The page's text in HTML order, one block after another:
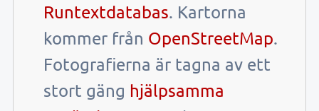
Runtextdatabas. Kartorna
kommer från OpenStreetMap.
Fotografierna är tagna av ett
stort gäng hjälpsamma